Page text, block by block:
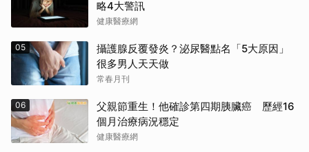
略4大警訊
健康醫療網
05
攝護腺反覆發炎？泌尿醫點名「5大原因」
很多男人天天做
常春月刊
06
父親節重生！他確診第四期胰臟癌 歷經16
個月治療病況穩定
健康醫療網